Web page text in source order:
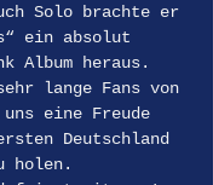
Solo brachte er
ein absolut
Album heraus.
lange Fans von
eine Freude
Deutschland
holen.